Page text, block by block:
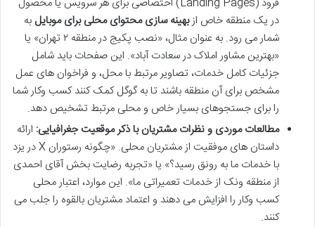
در یک منطقه خاص ازبهینه سازی محتوای محلی برای موبایل به
شمار می رود. به عنوان مثال، «نصب پکیج در منطقه ۲ تهران» یا
«بهترین مشاور املاک در سعادت آباد». این صفحات باید شامل
جزئیات کامل خدمات، تصاویر مرتبط با محل، و فراخوان های عمل
مشخص برای آن منطقه باشند تا به گوگل کمک کنند کسب وکار شما
را برای جستجوهای بسیار خاص و محلی مرتبط تشخیص دهد.
مطالعات موردی و نظرات مشتریان با ذکر موقعیت جغرافیایی: ارائه
داستان های موفقیت از مشتریان محلی. «چگونه رستوران X در یزد
با خدمات ما به رونق رسید؟» یا «تجربه رضایت بخش آقای احمدی
از منطقه ونک از خدمات تعمیراتی ما». این موارد، اعتبار محلی
کسب وکار را افزایش می دهند و اعتماد مشتریان بالقوه را جلب می
کنند.